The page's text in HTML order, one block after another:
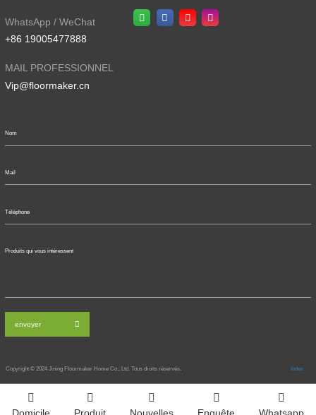
WhatsApp / WeChat
+86 19005477888
MAIL PROFESSIONNEL
Vip@floormaker.cn
envoyer
Copyright © 2024 Jining Floormaker Home Co., Ltd. Tous droits réservés. Index
Domicile Produit Nouvelles Enquête Whatsapp